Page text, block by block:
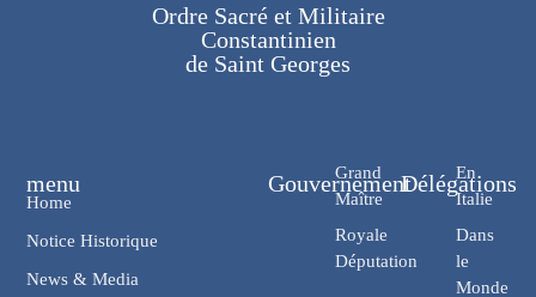
Ordre Sacré et Militaire
Constantinien
de Saint Georges
Gouvernement
Grand
Maître
Royale
Députation
Délégations
En
Italie
Dans
le
Monde
menu
Home
Notice Historique
News & Media